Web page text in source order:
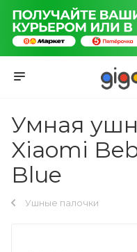
Умная
Xiaomi
Blue
Ушные палочки